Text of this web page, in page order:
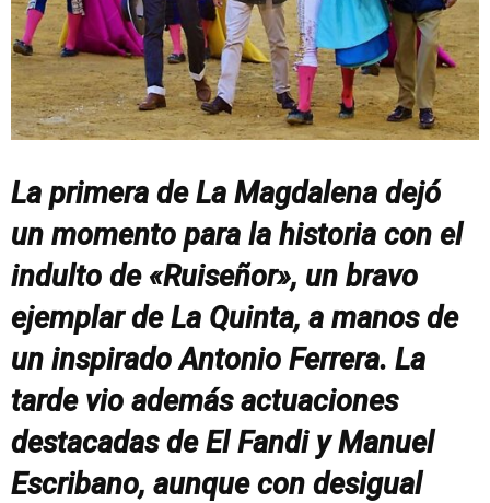
La primera de La Magdalena dejó
un momento para la historia con el
indulto de «Ruiseñor», un bravo
ejemplar de La Quinta, a manos de
un inspirado Antonio Ferrera. La
tarde vio además actuaciones
destacadas de El Fandi y Manuel
Escribano, aunque con desigual